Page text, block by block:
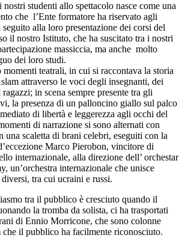
studenti allo spettacolo nasce come una
che l’Ente formatore ha riservato agli
alla loro presentazione dei corsi del
il nostro Istituto, che ha suscitato tra i nostri
massiccia, ma anche molto
dei loro studi.
momenti teatrali, in cui si raccontava la storia
attraverso le voci degli insegnanti, dei
in scena sempre presente tra gli
la presenza di un palloncino giallo sul palco
di libertà e leggerezza agli occhi del
di narrazione si sono alternati con
una scaletta di brani celebri, eseguiti con la
Marco Pierobon, vincitore di
internazionale, alla direzione dell’ orchestar
un’orchestra internazionale che unisce
tra cui ucraini e russi.
tra il pubblico è cresciuto quando il
la tromba da solista, ci ha trasportati
di Ennio Morricone, che sono colonne
il pubblico ha facilmente riconosciuto.